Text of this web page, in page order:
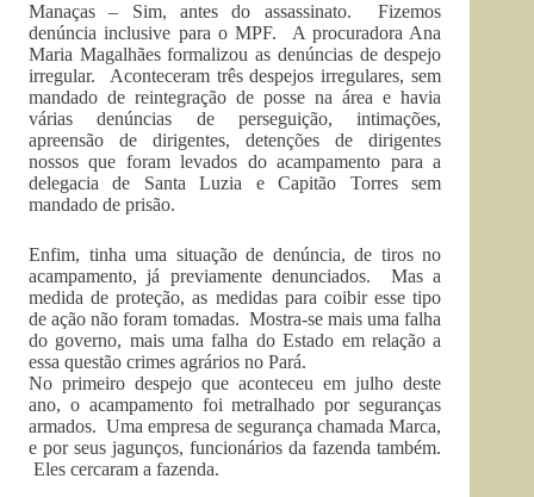
Manaças – Sim, antes do assassinato. Fizemos
denúncia inclusive para o MPF. A procuradora Ana
Maria Magalhães formalizou as denúncias de despejo
irregular. Aconteceram três despejos irregulares, sem
mandado de reintegração de posse na área e havia
várias denúncias de perseguição, intimações,
apreensão de dirigentes, detenções de dirigentes
nossos que foram levados do acampamento para a
delegacia de Santa Luzia e Capitão Torres sem
mandado de prisão.
Enfim, tinha uma situação de denúncia, de tiros no
acampamento, já previamente denunciados. Mas a
medida de proteção, as medidas para coibir esse tipo
de ação não foram tomadas. Mostra-se mais uma falha
do governo, mais uma falha do Estado em relação a
essa questão crimes agrários no Pará.
No primeiro despejo que aconteceu em julho deste
ano, o acampamento foi metralhado por seguranças
armados. Uma empresa de segurança chamada Marca,
e por seus jagunços, funcionários da fazenda também.
Eles cercaram a fazenda.